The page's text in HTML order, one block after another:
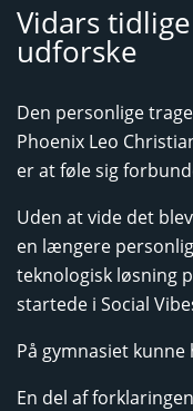
Vidars
udforske
Den personlige
Phoenix Leo
er at føle sig
Uden at vide det
en længere
teknologisk løsning
startede i Social
På gymnasiet kunne
En del af